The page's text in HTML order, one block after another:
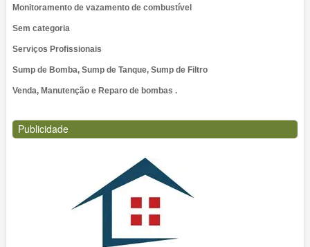
Monitoramento de vazamento de combustível
Sem categoria
Serviços Profissionais
Sump de Bomba, Sump de Tanque, Sump de Filtro
Venda, Manutenção e Reparo de bombas .
Publicidade